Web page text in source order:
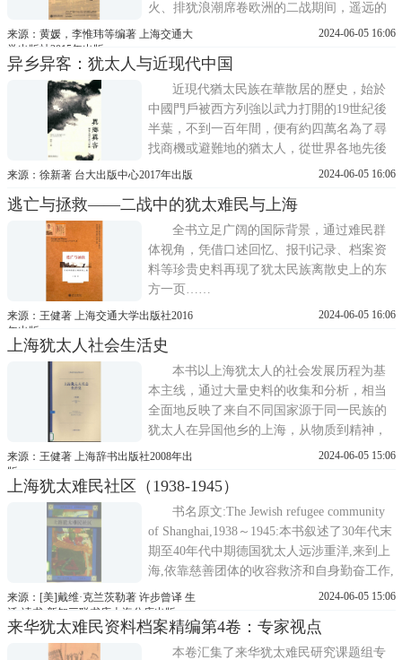
火、排犹浪潮席卷欧洲的二战期间，遥远的
上海如何成为了3万犹太难民避风雨的港湾，
来源：黄媛，李惟玮等编著 上海交通大
学出版社2015年出版
2024-06-05 16:06
异乡异客：犹太人与近现代中国
近現代猶太民族在華散居的歷史，始於
中國門戶被西方列強以武力打開的19世紀後
半葉，不到一百年間，便有約四萬名為了尋
找商機或避難地的猶太人，從世界各地先後
來到上海、香港、天津、哈爾濱等中國的新
文化藝術以及政治等各領域都有亮眼的表
現。雖然猶太人踏上中國土地的年代可追溯
至千年以前，但這段猶太人與近
来源：徐新著 台大出版中心2017年出版 2024-06-05 16:06
逃亡与拯救——二战中的犹太难民与上海
全书立足广阔的国际背景，通过难民群
体视角，凭借口述回忆、报刊记录、档案资
料等珍贵史料再现了犹太民族离散史上的东
方一页……
来源：王健著 上海交通大学出版社2016
年出版
2024-06-05 16:06
上海犹太人社会生活史
本书以上海犹太人的社会发展历程为基
本主线，通过大量史料的收集和分析，相当
全面地反映了来自不同国家源于同一民族的
犹太人在异国他乡的上海，从物质到精神，
从衣食住行、社会组织到宗教风俗等方面生
教习惯和生活方式。
来源：王健著 上海辞书出版社2008年出
版
2024-06-05 15:06
上海犹太难民社区（1938-1945）
书名原文:The Jewish refugee community
of Shanghai,1938～1945:本书叙述了30年代末
期至40年代中期德国犹太人远涉重洋,来到上
海,依靠慈善团体的收容救济和自身勤奋工作,
在艰难困苦中生存下来的历史。
来源：[美]戴维·克兰茨勒著 许步曾译 生
活·读书·新知三联书店上海分店出版
2024-06-05 15:06
来华犹太难民资料档案精编第4卷：专家视点
本卷汇集了来华犹太难民研究课题组专